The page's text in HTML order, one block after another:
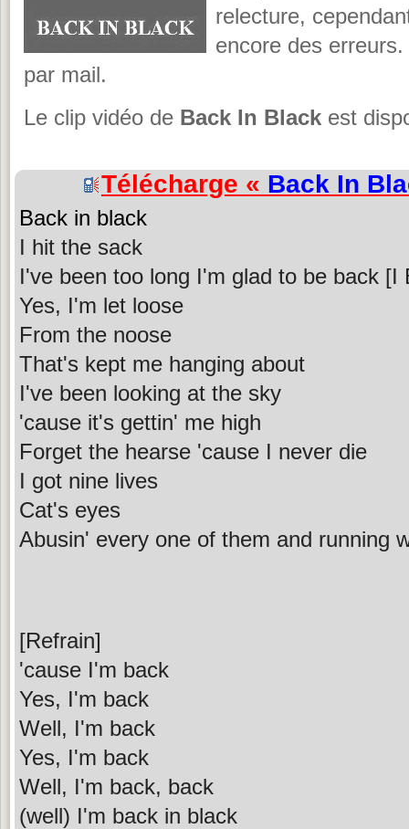
relecture,
encore des
par mail.
Le clip vidéo de Back In Black est
Télécharge « Back In
Back in black
I hit the sack
I've been too long I'm glad to be back [I
Yes, I'm let loose
From the noose
That's kept me hanging about
I've been looking at the sky
'cause it's gettin' me high
Forget the hearse 'cause I never die
I got nine lives
Cat's eyes
Abusin' every one of them and running
[Refrain]
'cause I'm back
Yes, I'm back
Well, I'm back
Yes, I'm back
Well, I'm back, back
(well) I'm back in black